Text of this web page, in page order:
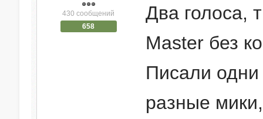
430 сообщений
658
Два голоса,
Master без
Писали одни
разные